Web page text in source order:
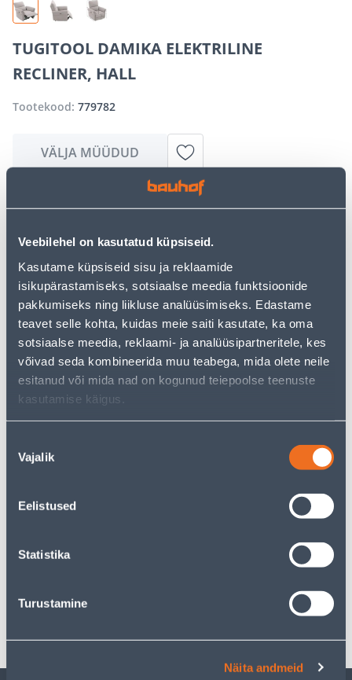
Veebilehel on kasutatud küpsiseid.
Kasutame küpsiseid sisu ja reklaamide
isikupärastamiseks, sotsiaalse meedia funktsioonide
pakkumiseks ning liikluse analüüsimiseks. Edastame
teavet selle kohta, kuidas meie saiti kasutate, ka oma
sotsiaalse meedia, reklaami- ja analüüsipartneritele, kes
võivad seda kombineerida muu teabega, mida olete neile
esitanud või mida nad on kogunud teiepoolse teenuste
kasutamise käigus.
valik
Vajalik
Eelistused
Statistika
Turustamine
Näita andmeid
TUGITOOL DAMIKA ELEKTRILINE
RECLINER, HALL
Tootekood: 779782
VÄLJA MÜÜDUD
Vabandame, kuid teavitame teid, et soovitud toode on
pakume suurepäraseid alternatiive samast
pakkuda!
Teie ostlemisrõõm ei pea aga siin lõppema - oma
uurimistööd saate jätkata, naastesavalehelevõi
kasutades meie võimsat otsingufunktsiooni, et leida
veelgi meelepärasemad valikuid. Head ostlemist!
• 14-päevane tagastusõigus.
• HANKIJA LAOST TELLITAV TOODE